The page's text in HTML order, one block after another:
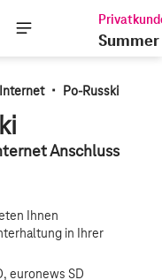
Cart
Summer
Internet · Po-Russki
Anschluss